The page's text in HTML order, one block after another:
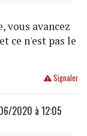
vous avancez
ce n'est pas le
Signaler
2020 à 12:05